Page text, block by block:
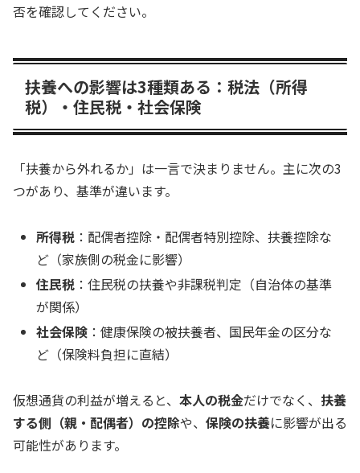
否を確認してください。
扶養への影響は3種類ある：税法（所得
税）・住民税・社会保険
「扶養から外れるか」は一言で決まりません。主に次の3
つがあり、基準が違います。
所得税 ：配偶者控除・配偶者特別控除、扶養控除な
ど（家族側の税金に影響）
住民税 ：住民税の扶養や非課税判定（自治体の基準
が関係）
社会保険 ：健康保険の被扶養者、国民年金の区分な
ど（保険料負担に直結）
仮想通貨の利益が増えると、 本人の税金だけでなく、 扶養
する側（親・配偶者）の控除や、 保険の扶養に影響が出る
可能性があります。